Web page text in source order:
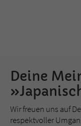
Deine
Wir freuen uns auf
respektvoller